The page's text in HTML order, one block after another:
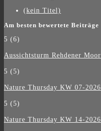
(kein Titel)
Am besten bewertete Beiträge
5 (6)
Aussichtsturm Rehdener Moor
5 (5)
Nature Thursday KW 07-2026
5 (5)
Nature Thursday KW 14-2026